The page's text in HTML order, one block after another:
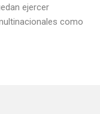
ejercer
como